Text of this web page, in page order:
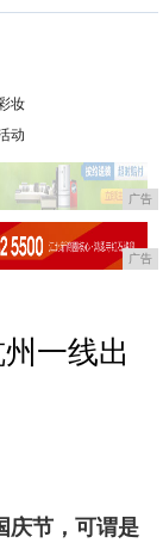
妆
动
广告
广告
一线出
庆节，可谓是